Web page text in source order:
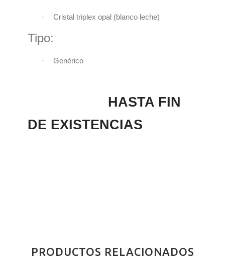
· Cristal triplex opal (blanco leche)
Tipo:
· Genérico
HASTA FIN
DE EXISTENCIAS
PRODUCTOS RELACIONADOS